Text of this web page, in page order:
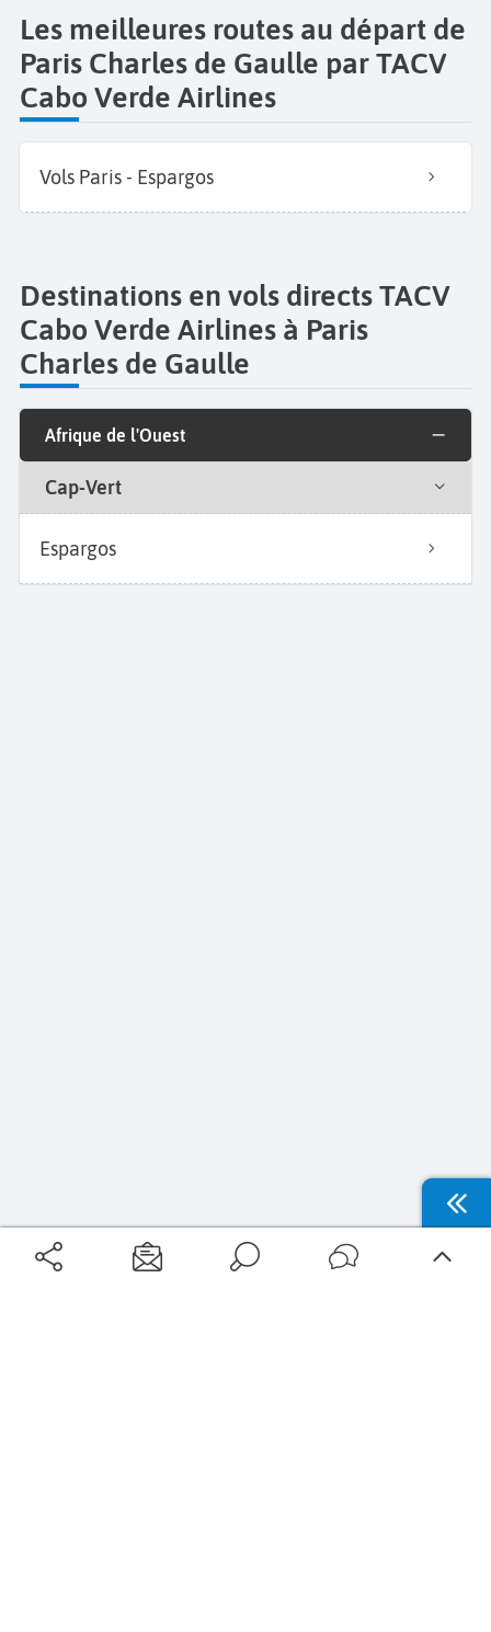
Les meilleures routes au départ de
Paris Charles de Gaulle par TACV
Cabo Verde Airlines
Vols Paris - Espargos
Destinations en vols directs TACV
Cabo Verde Airlines à Paris
Charles de Gaulle
Afrique de l'Ouest
Cap-Vert
Espargos